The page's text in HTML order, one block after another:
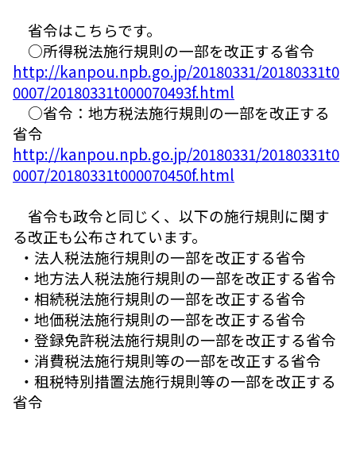
省令はこちらです。
○所得税法施行規則の一部を改正する省令
http://kanpou.npb.go.jp/20180331/20180331t0
0007/20180331t000070493f.html
○省令：地方税法施行規則の一部を改正する
省令
http://kanpou.npb.go.jp/20180331/20180331t0
0007/20180331t000070450f.html
省令も政令と同じく、以下の施行規則に関す
る改正も公布されています。
・法人税法施行規則の一部を改正する省令
・地方法人税法施行規則の一部を改正する省令
・相続税法施行規則の一部を改正する省令
・地価税法施行規則の一部を改正する省令
・登録免許税法施行規則の一部を改正する省令
・消費税法施行規則等の一部を改正する省令
・租税特別措置法施行規則等の一部を改正する
省令